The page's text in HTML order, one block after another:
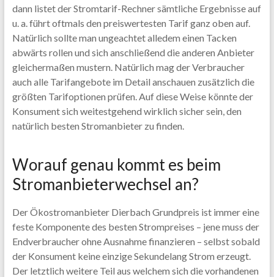
dann listet der Stromtarif-Rechner sämtliche Ergebnisse auf
u. a. führt oftmals den preiswertesten Tarif ganz oben auf.
Natürlich sollte man ungeachtet alledem einen Tacken
abwärts rollen und sich anschließend die anderen Anbieter
gleichermaßen mustern. Natürlich mag der Verbraucher
auch alle Tarifangebote im Detail anschauen zusätzlich die
größten Tarifoptionen prüfen. Auf diese Weise könnte der
Konsument sich weitestgehend wirklich sicher sein, den
natürlich besten Stromanbieter zu finden.
Worauf genau kommt es beim
Stromanbieterwechsel an?
Der Ökostromanbieter Dierbach Grundpreis ist immer eine
feste Komponente des besten Strompreises – jene muss der
Endverbraucher ohne Ausnahme finanzieren – selbst sobald
der Konsument keine einzige Sekundelang Strom erzeugt.
Der letztlich weitere Teil aus welchem sich die vorhandenen